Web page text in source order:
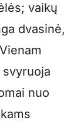
vaikų
dvasinė,
nuo